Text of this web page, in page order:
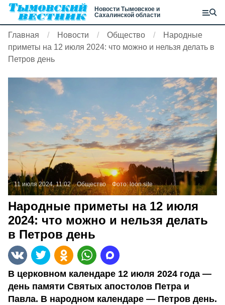
Новости Тымовское и
Сахалинской области
Главная Новости Общество
Народные
приметы на 12 июля 2024: что можно и нельзя делать в
Петров день
11 июля 2024, 11:02 Общество Фото:loon.site
Народные приметы на 12 июля
2024: что можно и нельзя делать
в Петров день
В церковном календаре 12 июля 2024 года —
день памяти Святых апостолов Петра и
Павла. В народном календаре — Петров день.